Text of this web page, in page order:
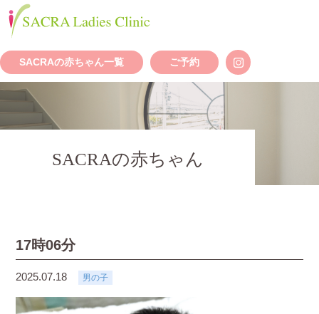
SACRAの赤ちゃん一覧 ご予約
SACRAの赤ちゃん
17時06分
2025.07.18 男の子